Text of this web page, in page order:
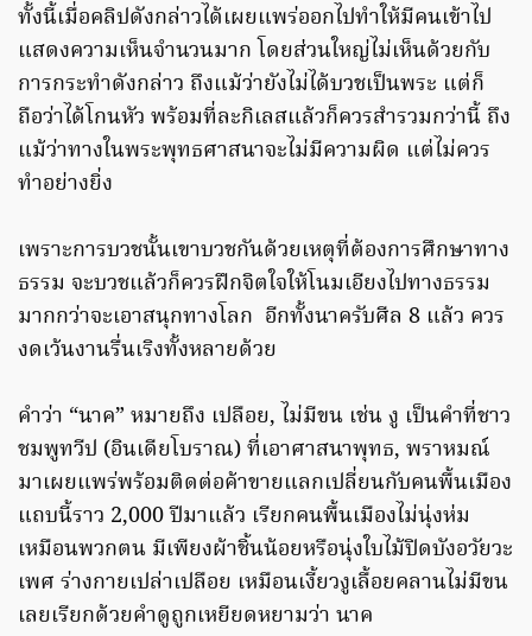
ทั้งนี้เมื่อคลิปดังกล่าวได้เผยแพร่ออกไปทำให้มีคนเข้าไป
แสดงความเห็นจำนวนมาก โดยส่วนใหญ่ไม่เห็นด้วยกับ
การกระทำดังกล่าว ถึงแม้ว่ายังไม่ได้บวชเป็นพระ แต่ก็
ถือว่าได้โกนหัว พร้อมที่ละกิเลสแล้วก็ควรสำรวมกว่านี้ ถึง
แม้ว่าทางในพระพุทธศาสนาจะไม่มีความผิด แต่ไม่ควร
ทำอย่างยิ่ง
เพราะการบวชนั้นเขาบวชกันด้วยเหตุที่ต้องการศึกษาทาง
ธรรม จะบวชแล้วก็ควรฝึกจิตใจให้โนมเอียงไปทางธรรม
มากกว่าจะเอาสนุกทางโลก อีกทั้งนาครับศีล 8 แล้ว ควร
งดเว้นงานรื่นเริงทั้งหลายด้วย
คำว่า “นาค” หมายถึง เปลือย, ไม่มีขน เช่น งู เป็นคำที่ชาว
ชมพูทวีป (อินเดียโบราณ) ที่เอาศาสนาพุทธ, พราหมณ์
มาเผยแพร่พร้อมติดต่อค้าขายแลกเปลี่ยนกับคนพื้นเมือง
แถบนี้ราว 2,000 ปีมาแล้ว เรียกคนพื้นเมืองไม่นุ่งห่ม
เหมือนพวกตน มีเพียงผ้าชิ้นน้อยหรือนุ่งใบไม้ปิดบังอวัยวะ
เพศ ร่างกายเปล่าเปลือย เหมือนเงี้ยวงูเลื้อยคลานไม่มีขน
เลยเรียกด้วยคำดูถูกเหยียดหยามว่า นาค